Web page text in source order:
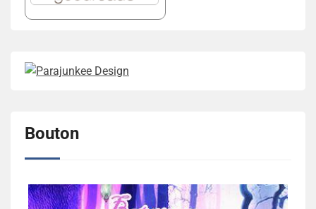
Bouton